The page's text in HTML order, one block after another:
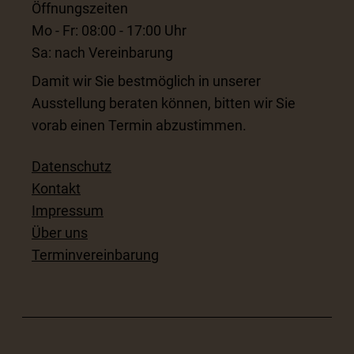
Öffnungszeiten
Mo - Fr: 08:00 - 17:00 Uhr
Sa: nach Vereinbarung
Damit wir Sie bestmöglich in unserer
Ausstellung beraten können, bitten wir Sie
vorab einen Termin abzustimmen.
Datenschutz
Kontakt
Impressum
Über uns
Terminvereinbarung